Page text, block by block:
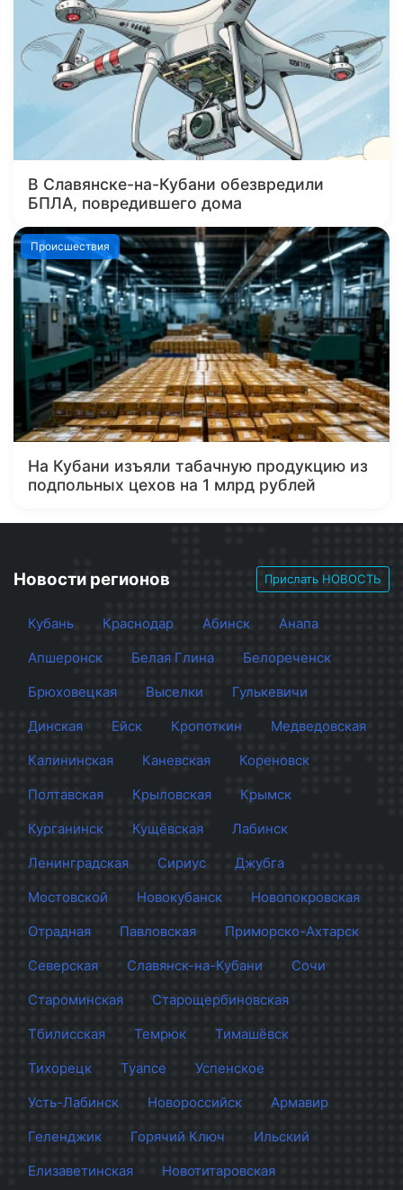
В Славянске-на-Кубани обезвредили
БПЛА, повредившего дома
Происшествия
На Кубани изъяли табачную продукцию из
подпольных цехов на 1 млрд рублей
Новости регионов Прислать НОВОСТЬ
Кубань Краснодар Абинск
Анапа
Апшеронск
Белая Глина
Белореченск
Брюховецкая
Выселки
Гулькевичи
Динская
Ейск Кропоткин
Медведовская
Калининская
Каневская
Кореновск
Полтавская
Крыловская
Крымск
Курганинск
Кущёвская
Лабинск
Ленинградская
Сириус
Джубга
Мостовской
Новокубанск
Новопокровская
Отрадная
Павловская
Приморско-Ахтарск
Северская
Славянск-на-Кубани
Сочи
Староминская
Старощербиновская
Тбилисская
Темрюк
Тимашёвск
Тихорецк
Туапсе
Успенское
Усть-Лабинск
Новороссийск
Армавир
Геленджик
Горячий Ключ
Ильский
Елизаветинская
Новотитаровская